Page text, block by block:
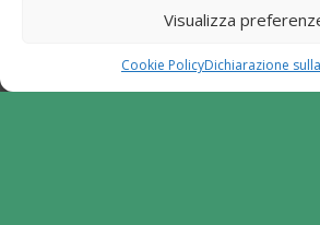
Visualizza
Cookie PolicyDichiarazione
6.2.1. Aiuto all'avviamento